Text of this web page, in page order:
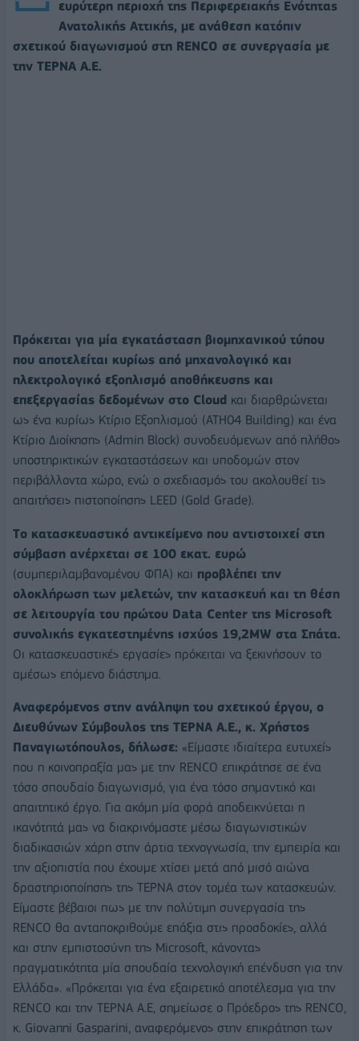
ευρύτερη περιοχή της Περιφερειακής Ενότητας
Ανατολικής Αττικής, με ανάθεση κατόπιν
σχετικού διαγωνισμού στη RENCO σε συνεργασία με
την ΤΕΡΝΑ Α.Ε.
Πρόκειται για μία εγκατάσταση βιομηχανικού τύπου
που αποτελείται κυρίως από μηχανολογικό και
ηλεκτρολογικό εξοπλισμό αποθήκευσης και
επεξεργασίας δεδομένων στο Cloud και διαρθρώνεται
ως ένα κυρίως Κτίριο Εξοπλισμού (ATH04 Building) και ένα
Κτίριο Διοίκησης (Admin Block) συνοδευόμενων από πλήθος
υποστηρικτικών εγκαταστάσεων και υποδομών στον
περιβάλλοντα χώρο, ενώ ο σχεδιασμός του ακολουθεί τις
απαιτήσεις πιστοποίησης LEED (Gold Grade).
Tο κατασκευαστικό αντικείμενο που αντιστοιχεί στη
σύμβαση ανέρχεται σε 100 εκατ. ευρώ
(συμπεριλαμβανομένου ΦΠΑ) και προβλέπει την
ολοκλήρωση των μελετών, την κατασκευή και τη θέση
σε λειτουργία του πρώτου Data Center της Microsoft
συνολικής εγκατεστημένης ισχύος 19,2MW στα Σπάτα.
Οι κατασκευαστικές εργασίες πρόκειται να ξεκινήσουν το
αμέσως επόμενο διάστημα.
Αναφερόμενος στην ανάληψη του σχετικού έργου, ο
Διευθύνων Σύμβουλος της ΤΕΡΝΑ Α.Ε., κ. Χρήστος
Παναγιωτόπουλος, δήλωσε: «Είμαστε ιδιαίτερα ευτυχείς
που η κοινοπραξία μας με την RENCO επικράτησε σε ένα
τόσο σπουδαίο διαγωνισμό, για ένα τόσο σημαντικό και
απαιτητικό έργο. Για ακόμη μία φορά αποδεικνύεται η
ικανότητά μας να διακρινόμαστε μέσω διαγωνιστικών
διαδικασιών χάρη στην άρτια τεχνογνωσία, την εμπειρία και
την αξιοπιστία που έχουμε χτίσει μετά από μισό αιώνα
δραστηριοποίησης της ΤΕΡΝΑ στον τομέα των κατασκευών.
Είμαστε βέβαιοι πως με την πολύτιμη συνεργασία της
RENCO θα ανταποκριθούμε επάξια στις προσδοκίες, αλλά
και στην εμπιστοσύνη της Microsoft, κάνοντας
πραγματικότητα μία σπουδαία τεχνολογική επένδυση για την
Ελλάδα». «Πρόκειται για ένα εξαιρετικό αποτέλεσμα για την
RENCO και την ΤΕΡΝΑ Α.Ε, σημείωσε ο Πρόεδρος της RENCO,
κ. Giovanni Gasparini, αναφερόμενος στην επικράτηση των